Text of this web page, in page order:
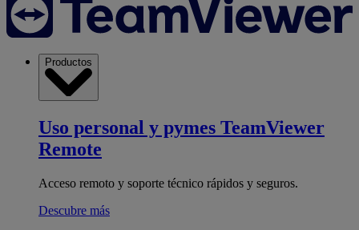
Productos
Uso personal y pymes TeamViewer
Remote
Acceso remoto y soporte técnico rápidos y seguros.
Descubre más